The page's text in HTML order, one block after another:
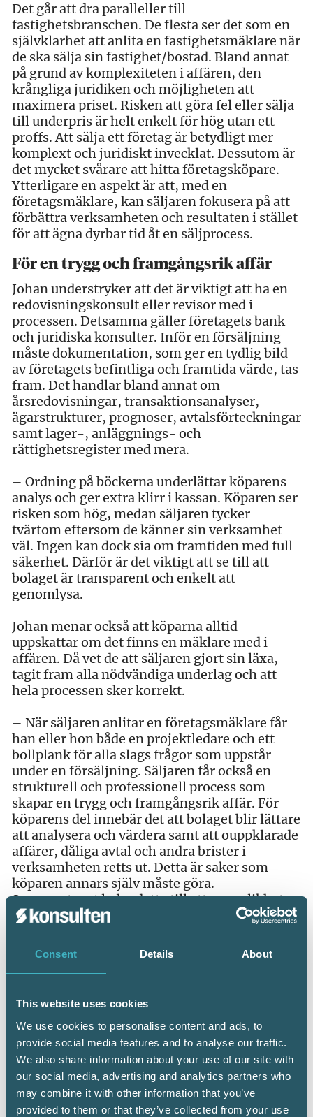
Consent Details About
This website uses cookies
We use cookies to personalise content and ads, to
provide social media features and to analyse our traffic.
We also share information about your use of our site with
our social media, advertising and analytics partners who
may combine it with other information that you’ve
provided to them or that they’ve collected from your use
Det går att dra paralleller till
fastighetsbranschen. De flesta ser det som en
självklarhet att anlita en fastighetsmäklare när
de ska sälja sin fastighet/bostad. Bland annat
på grund av komplexiteten i affären, den
krångliga juridiken och möjligheten att
maximera priset. Risken att göra fel eller sälja
till underpris är helt enkelt för hög utan ett
proffs. Att sälja ett företag är betydligt mer
komplext och juridiskt invecklat. Dessutom är
det mycket svårare att hitta företagsköpare.
Ytterligare en aspekt är att, med en
företagsmäklare, kan säljaren fokusera på att
förbättra verksamheten och resultaten i stället
för att ägna dyrbar tid åt en säljprocess.
För en trygg och framgångsrik affär
Johan understryker att det är viktigt att ha en
redovisningskonsult eller revisor med i
processen. Detsamma gäller företagets bank
och juridiska konsulter. Inför en försäljning
måste dokumentation, som ger en tydlig bild
av företagets befintliga och framtida värde, tas
fram. Det handlar bland annat om
årsredovisningar, transaktionsanalyser,
ägarstrukturer, prognoser, avtalsförteckningar
samt lager-, anläggnings- och
rättighetsregister med mera.
– Ordning på böckerna underlättar köparens
analys och ger extra klirr i kassan. Köparen ser
risken som hög, medan säljaren tycker
tvärtom eftersom de känner sin verksamhet
väl. Ingen kan dock sia om framtiden med full
säkerhet. Därför är det viktigt att se till att
bolaget är transparent och enkelt att
genomlysa.
Johan menar också att köparna alltid
uppskattar om det finns en mäklare med i
affären. Då vet de att säljaren gjort sin läxa,
tagit fram alla nödvändiga underlag och att
hela processen sker korrekt.
– När säljaren anlitar en företagsmäklare får
han eller hon både en projektledare och ett
bollplank för alla slags frågor som uppstår
under en försäljning. Säljaren får också en
strukturell och professionell process som
skapar en trygg och framgångsrik affär. För
köparens del innebär det att bolaget blir lättare
att analysera och värdera samt att ouppklarade
affärer, dåliga avtal och andra brister i
verksamheten retts ut. Detta är saker som
köparen annars själv måste göra.
Sammantaget leder detta till att sannolikheten
för ett avslut med en högre prislapp ökar.
Auktoriserade mäklare skapar extra
väntar för länge med att ta beslut om och
påbörja en försäljning. Vill man göra en exit
vid 65 års ålder måste processen startas när
man är 63. Det kan ta upp till två år att sälja ett
företag. Dels för att göra bolaget säljbart, dels
för själva säljprocessen.